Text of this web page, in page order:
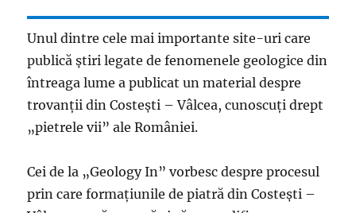
Unul dintre cele mai importante site-uri care
publică ştiri legate de fenomenele geologice din
întreaga lume a publicat un material despre
trovanţii din Costeşti – Vâlcea, cunoscuţi drept
„pietrele vii” ale României.
Cei de la „Geology In” vorbesc despre procesul
prin care formaţiunile de piatră din Costeşti –